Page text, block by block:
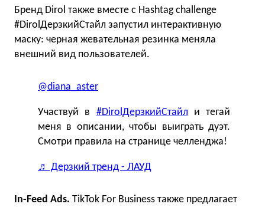
Бренд Dirol также вместе с Hashtag challenge
#DirolДерзкийСтайл запустил интерактивную
маску: черная жевательная резинка меняла
внешний вид пользователей.
@diana_aster
Участвуй в #DirolДерзкийСтайли тегай
меня в описании, чтобы выиграть дуэт.
Смотри правила на странице челленджа!
♬ Дерзкий тренд - ЛАУД
In-Feed Ads. TikTok For Business также предлагает